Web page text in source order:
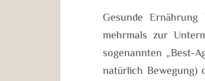
Gesunde
mehrmals zur
sogenannten „Best-
natürlich Bewegung)